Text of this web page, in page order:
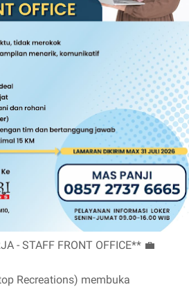
- STAFF FRONT OFFICE** 💼
Recreations) membuka